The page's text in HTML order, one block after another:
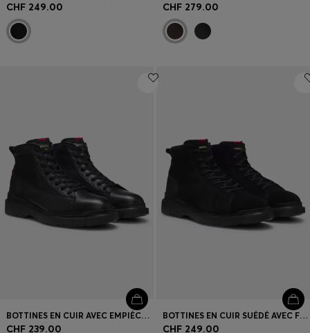
CHF 249.00 CHF 279.00
BOTTINES EN CUIR AVEC EMPIÈCEMENTS TEXTURÉS
CHF 239.00
BOTTINES EN CUIR SUÉDÉ AVEC FINITIONS EN CUIR
CHF 249.00